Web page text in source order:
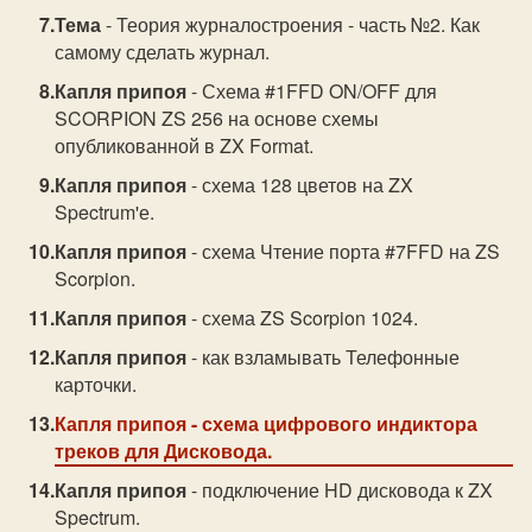
Тема- Теория журналостроения - часть №2. Как
самому сделать журнал.
Капля припоя- Схема #1FFD ON/OFF для
SCORPION ZS 256 на основе схемы
опубликованной в ZX Format.
Капля припоя- схема 128 цветов на ZX
Spectrum'е.
Капля припоя- схема Чтение порта #7FFD на ZS
Scorpion.
Капля припоя- схема ZS Scorpion 1024.
Капля припоя- как взламывать Телефонные
карточки.
Капля припоя- схема цифрового индиктора
треков для Дисковода.
Капля припоя- подключение HD дисковода к ZX
Spectrum.